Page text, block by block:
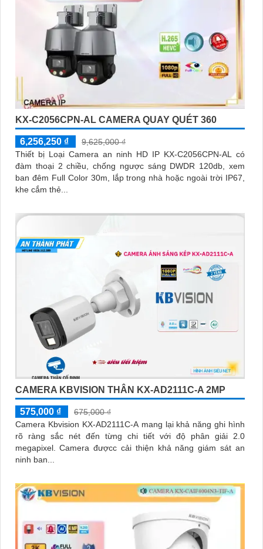
KX-C2056CPN-AL CAMERA QUAY QUÉT 360
6,256,250 ₫
9,625,000 ₫
Thiết bị Loại Camera an ninh HD IP KX-C2056CPN-AL có
đàm thoại 2 chiều, chống ngược sáng DWDR 120db, xem
ban đêm Full Color 30m, lắp trong nhà hoặc ngoài trời IP67,
khe cắm thẻ...
CAMERA KBVISION THÂN KX-AD2111C-A 2MP
575,000 ₫
675,000 ₫
Camera Kbvision KX-AD2111C-A mang lại khả năng ghi hình
rõ ràng sắc nét đến từng chi tiết với độ phân giải 2.0
megapixel. Camera đượcc cải thiện khả năng giám sát an
ninh ban...